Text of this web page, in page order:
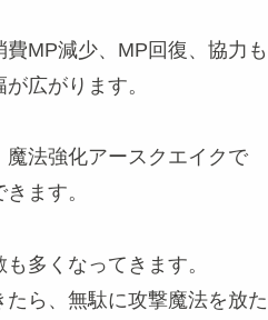
MP減少、MP回復、協力
広がります。
法強化アースクエイクで
ます。
多くなってきます。
ら、無駄に攻撃魔法を放た